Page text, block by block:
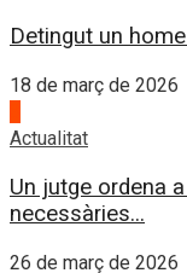
Detingut un
18 de març de 2026
Actualitat
Un jutge ordena
necessàries...
26 de març de 2026